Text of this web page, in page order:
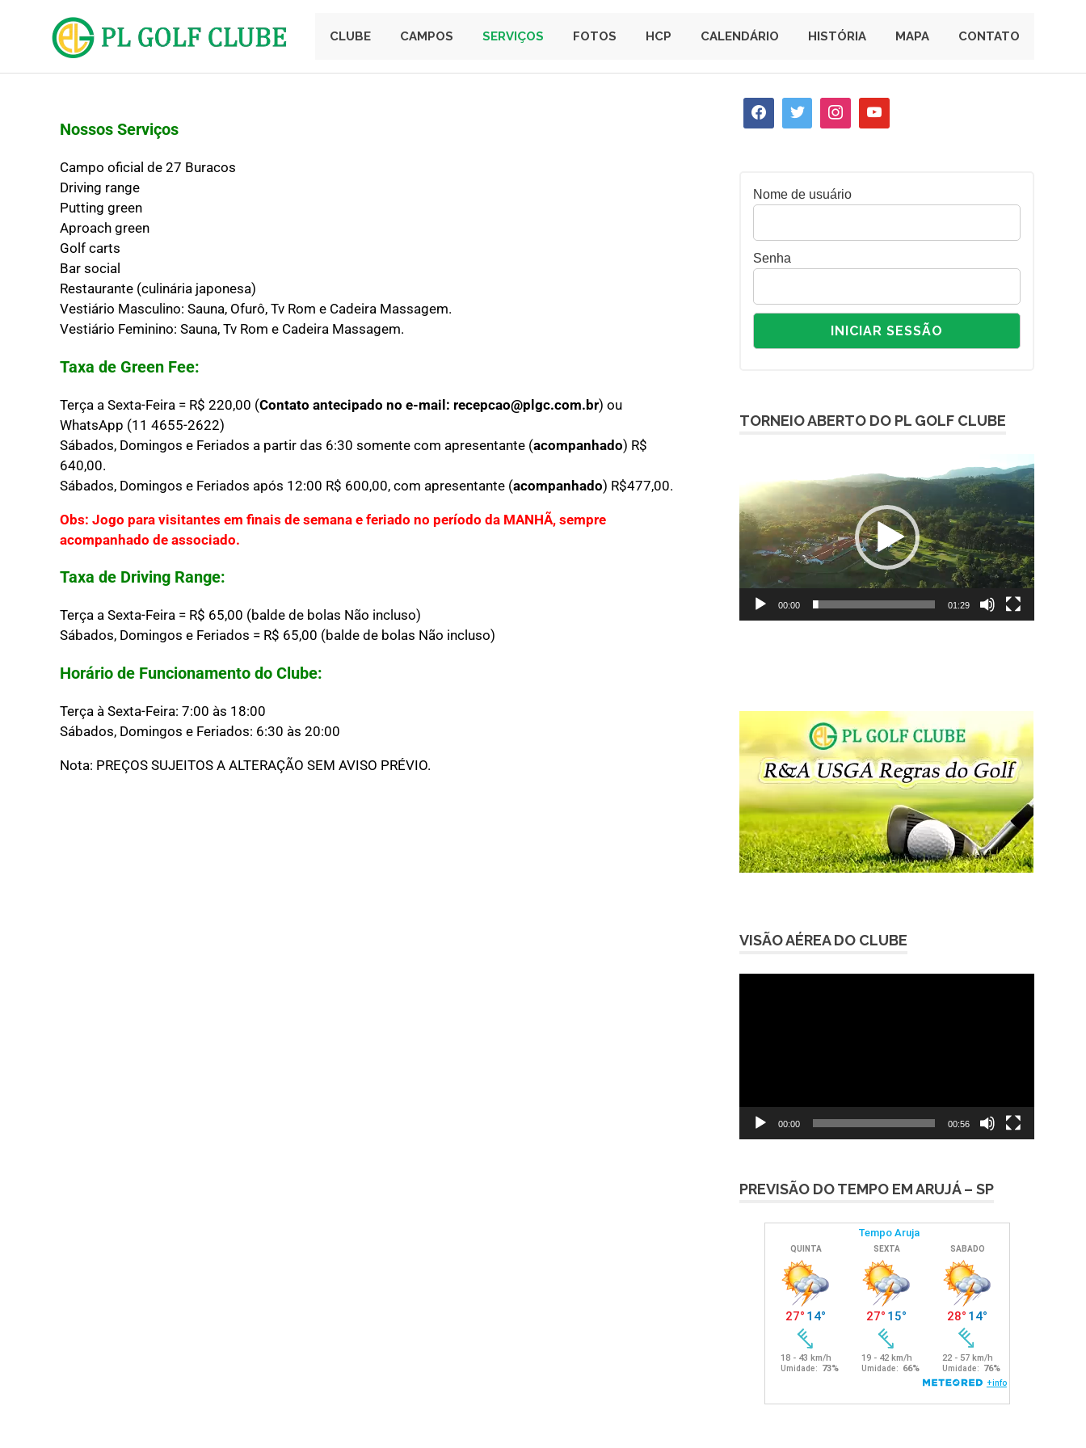
CLUBE CAMPOS SERVIÇOS FOTOS HCP CALENDÁRIO HISTÓRIA MAPA CONTATO
Nossos Serviços
Campo oficial de 27 Buracos
Driving range
Putting green
Aproach green
Golf carts
Bar social
Restaurante (culinária japonesa)
Vestiário Masculino: Sauna, Ofurô, Tv Rom e Cadeira Massagem.
Vestiário Feminino: Sauna, Tv Rom e Cadeira Massagem.
Taxa de Green Fee:
Terça a Sexta-Feira = R$ 220,00 (Contato antecipado no e-mail: recepcao@plgc.com.br) ou
WhatsApp (11 4655-2622)
Sábados, Domingos e Feriados a partir das 6:30 somente com apresentante (acompanhado) R$
640,00.
Sábados, Domingos e Feriados após 12:00 R$ 600,00, com apresentante (acompanhado) R$477,00.
Obs: Jogo para visitantes em finais de semana e feriado no período da MANHÃ, sempre
acompanhado de associado.
Taxa de Driving Range:
Terça a Sexta-Feira = R$ 65,00 (balde de bolas Não incluso)
Sábados, Domingos e Feriados = R$ 65,00 (balde de bolas Não incluso)
Horário de Funcionamento do Clube:
Terça à Sexta-Feira: 7:00 às 18:00
Sábados, Domingos e Feriados: 6:30 às 20:00
Nota: PREÇOS SUJEITOS A ALTERAÇÃO SEM AVISO PRÉVIO.
Nome de usuário
Senha
TORNEIO ABERTO DO PL GOLF CLUBE
vídeo
00:00 01:29
VISÃO AÉREA DO CLUBE
00:00 00:56
PREVISÃO DO TEMPO EM ARUJÁ – SP